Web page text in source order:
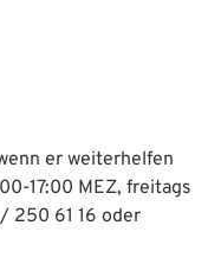
er weiterhelfen
17:00 MEZ, freitags
250 61 16 oder